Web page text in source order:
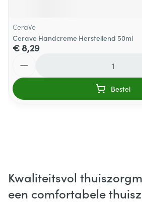
CeraVe
Cerave Handcreme Herstellend 50ml
€ 8,29
Bestel
Kwaliteitsvol
een comfortabele